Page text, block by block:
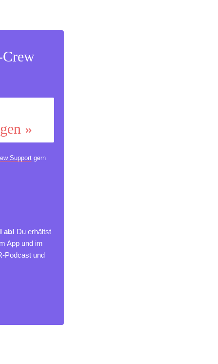
»
Supportgern
ab! Du erhältst
App und im
Podcast und